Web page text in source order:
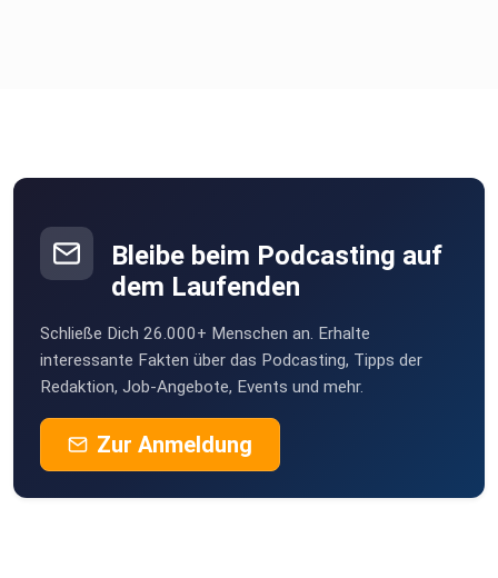
Bleibe beim Podcasting auf
dem Laufenden
Schließe Dich 26.000+ Menschen an. Erhalte
interessante Fakten über das Podcasting, Tipps der
Redaktion, Job-Angebote, Events und mehr.
Zur Anmeldung